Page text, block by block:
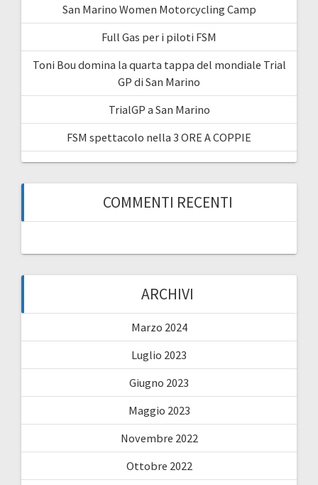
San Marino Women Motorcycling Camp
Full Gas per i piloti FSM
Toni Bou domina la quarta tappa del mondiale Trial
GP di San Marino
TrialGP a San Marino
FSM spettacolo nella 3 ORE A COPPIE
COMMENTI RECENTI
ARCHIVI
Marzo 2024
Luglio 2023
Giugno 2023
Maggio 2023
Novembre 2022
Ottobre 2022